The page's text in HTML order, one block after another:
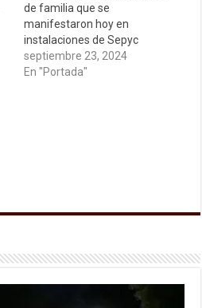
de familia que se
manifestaron hoy en
instalaciones de Sepyc
septiembre 23, 2024
En "Portada"